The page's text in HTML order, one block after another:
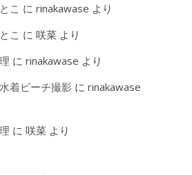
こ に rinakawase より
こ に 咲菜 より
に rinakawase より
着ビーチ撮影 に rinakawase
に 咲菜 より